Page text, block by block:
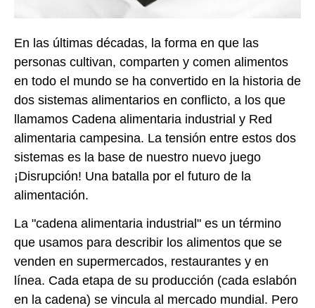
En las últimas décadas, la forma en que las
personas cultivan, comparten y comen alimentos
en todo el mundo se ha convertido en la historia de
dos sistemas alimentarios en conflicto, a los que
llamamos Cadena alimentaria industrial y Red
alimentaria campesina. La tensión entre estos dos
sistemas es la base de nuestro nuevo juego
¡Disrupción! Una batalla por el futuro de la
alimentación.
La "cadena alimentaria industrial" es un término
que usamos para describir los alimentos que se
venden en supermercados, restaurantes y en
línea. Cada etapa de su producción (cada eslabón
en la cadena) se vincula al mercado mundial. Pero